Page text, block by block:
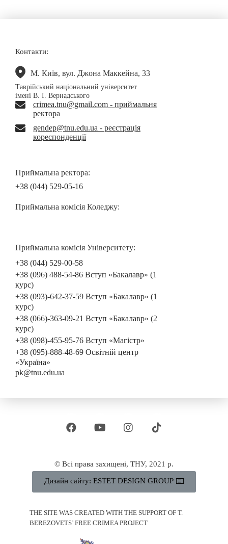
Контакти:
М. Київ, вул. Джона Маккейна, 33
Таврійський національний університет
імені В. І. Вернадського
crimea.tnu@gmail.com - приймальня
ректора
gendep@tnu.edu.ua - реєстрація
кореспонденції
Приймальна ректора:
+38 (044) 529-05-16
Приймальна комісія Коледжу:
Приймальна комісія Університету:
+38 (044) 529-00-58
+38 (096) 488-54-86 Вступ «Бакалавр» (1
курс)
+38 (093)-642-37-59 Вступ «Бакалавр» (1
курс)
+38 (066)-363-09-21 Вступ «Бакалавр» (2
курс)
+38 (098)-455-95-76 Вступ «Магістр»
+38 (095)-888-48-69 Освітній центр
«Україна»
pk@tnu.edu.ua
© Всі права захищені, ТНУ, 2021 р.
Дизайн сайту: ESTET DESIGN GROUP
THE SITE WAS CREATED WITH THE SUPPORT OF T.
BEREZOVETS’ FREE CRIMEA PROJECT